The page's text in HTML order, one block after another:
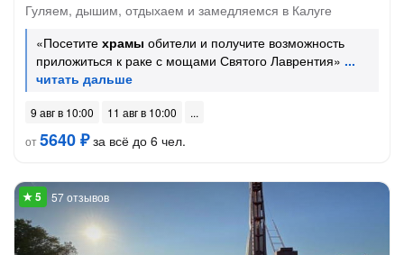
Гуляем, дышим, отдыхаем и замедляемся в Калуге
«Посетите храмы обители и получите возможность
приложиться к раке с мощами Святого Лаврентия»
9 авг в 10:00
11 авг в 10:00
от5640 ₽за всё до 6 чел.
57 отзывов